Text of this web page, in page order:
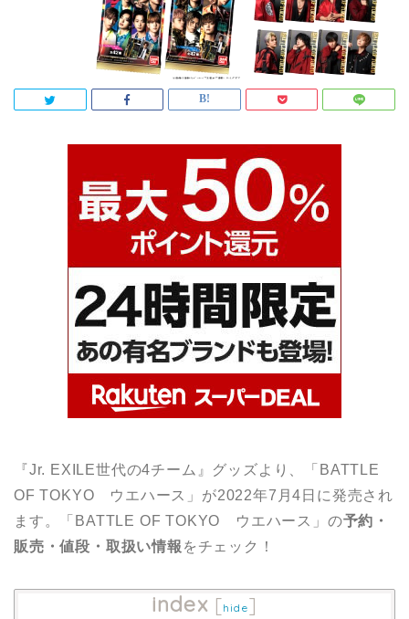
『Jr. EXILE世代の4チーム』グッズより、「BATTLE
OF TOKYO ウエハース」が2022年7月4日に発売され
ます。「BATTLE OF TOKYO ウエハース」の予約・
販売・値段・取扱い情報 をチェック！
index [hide]